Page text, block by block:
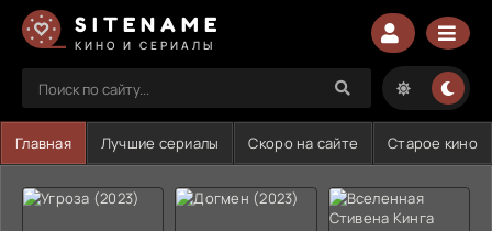
SITENAME
КИНО И СЕРИАЛЫ
Главная Лучшие сериалы Скоро на сайте Старое кино